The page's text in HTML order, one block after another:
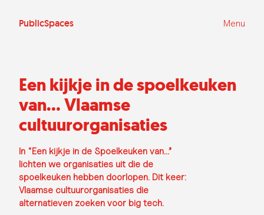
PublicSpaces Menu
Een kijkje in de spoelkeuken
van… Vlaamse
cultuurorganisaties
In "Een kijkje in de Spoelkeuken van…”
lichten we organisaties uit die de
spoelkeuken hebben doorlopen. Dit keer:
Vlaamse cultuurorganisaties die
alternatieven zoeken voor big tech.